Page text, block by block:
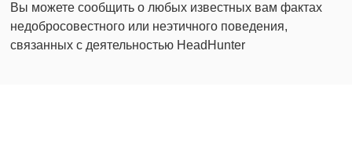
Вы можете сообщить о любых известных вам фактах
недобросовестного или неэтичного поведения,
связанных с деятельностью HeadHunter